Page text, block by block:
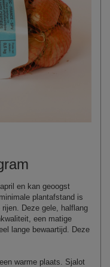
en kan geoogst
plantafstand is
Deze gele, halflang
een matige
lange bewaartijd. Deze
warme plaats. Sjalot